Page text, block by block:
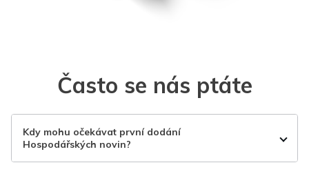
Často se nás ptáte
Kdy mohu očekávat první dodání
Hospodářských novin?